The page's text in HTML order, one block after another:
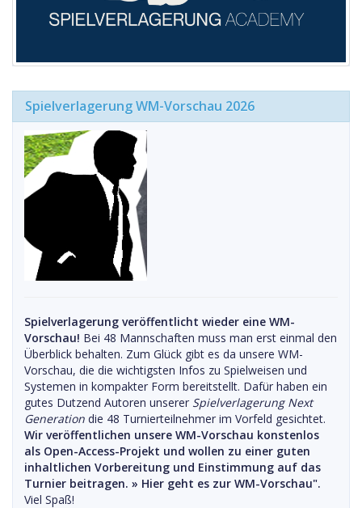
Spielverlagerung WM-Vorschau 2026
Spielverlagerung veröffentlicht wieder eine WM-
Vorschau! Bei 48 Mannschaften muss man erst einmal den
Überblick behalten. Zum Glück gibt es da unsere WM-
Vorschau, die die wichtigsten Infos zu Spielweisen und
Systemen in kompakter Form bereitstellt. Dafür haben ein
gutes Dutzend Autoren unserer Spielverlagerung Next
Generation die 48 Turnierteilnehmer im Vorfeld gesichtet.
Wir veröffentlichen unsere WM-Vorschau konstenlos
als Open-Access-Projekt und wollen zu einer guten
inhaltlichen Vorbereitung und Einstimmung auf das
Turnier beitragen. » Hier geht es zur WM-Vorschau".
Viel Spaß!